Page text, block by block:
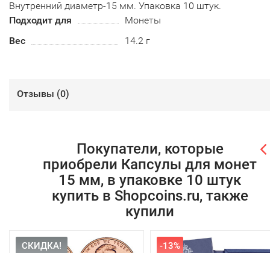
Внутренний диаметр-15 мм. Упаковка 10 штук.
Подходит для
Монеты
Вес
14.2 г
Отзывы (0)
Покупатели, которые
приобрели Капсулы для монет
15 мм, в упаковке 10 штук
купить в Shopcoins.ru, также
купили
СКИДКА! -13%